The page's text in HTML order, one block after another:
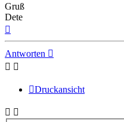
Gruß
Dete
Antworten
Druckansicht